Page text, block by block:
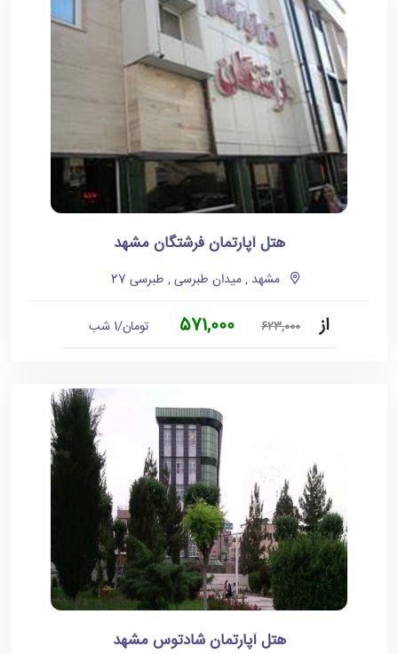
هتل آپارتمان فرشتگان مشهد
مشهد , میدان طبرسی , طبرسی 27
از 623,000
571,000 تومان/1 شب
هتل آپارتمان شادتوس مشهد